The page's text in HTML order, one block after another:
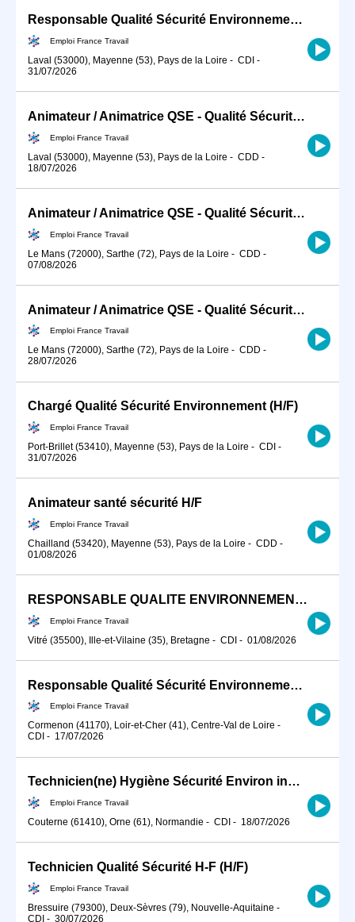
Responsable Qualité Sécurité Environnement -QSE- en industrie (H/F)
Emploi France Travail
Laval (53000), Mayenne (53), Pays de la Loire - CDI -
31/07/2026
Animateur / Animatrice QSE - Qualité Sécurité Environnement BTP (H/F)
Emploi France Travail
Laval (53000), Mayenne (53), Pays de la Loire - CDD -
18/07/2026
Animateur / Animatrice QSE - Qualité Sécurité Environnement BTP (H/F)
Emploi France Travail
Le Mans (72000), Sarthe (72), Pays de la Loire - CDD -
07/08/2026
Animateur / Animatrice QSE - Qualité Sécurité Environnement BTP (H/F)
Emploi France Travail
Le Mans (72000), Sarthe (72), Pays de la Loire - CDD -
28/07/2026
Chargé Qualité Sécurité Environnement (H/F)
Emploi France Travail
Port-Brillet (53410), Mayenne (53), Pays de la Loire - CDI -
31/07/2026
Animateur santé sécurité H/F
Emploi France Travail
Chailland (53420), Mayenne (53), Pays de la Loire - CDD -
01/08/2026
RESPONSABLE QUALITE ENVIRONNEMENT ET DEVELOPPEMENT DURABLE (H/F)
Emploi France Travail
Vitré (35500), Ille-et-Vilaine (35), Bretagne - CDI - 01/08/2026
Responsable Qualité Sécurité Environnement -QSE- en industrie (H/F)
Emploi France Travail
Cormenon (41170), Loir-et-Cher (41), Centre-Val de Loire -
CDI - 17/07/2026
Technicien(ne) Hygiène Sécurité Environ industriel
Emploi France Travail
Couterne (61410), Orne (61), Normandie - CDI - 18/07/2026
Technicien Qualité Sécurité H-F (H/F)
Emploi France Travail
Bressuire (79300), Deux-Sèvres (79), Nouvelle-Aquitaine -
CDI - 30/07/2026